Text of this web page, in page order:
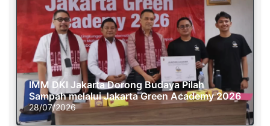
IMM DKI Jakarta Dorong Budaya Pilah
Sampah melalui Jakarta Green Academy 2026
28/07/2026